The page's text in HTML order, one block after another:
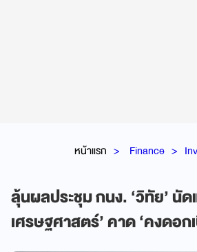
หน้าแรก Finance
ลุ้นผลประชุม กนง. ‘วิทัย’ นัด
เศรษฐศาสตร์’ คาด ‘คงดอก